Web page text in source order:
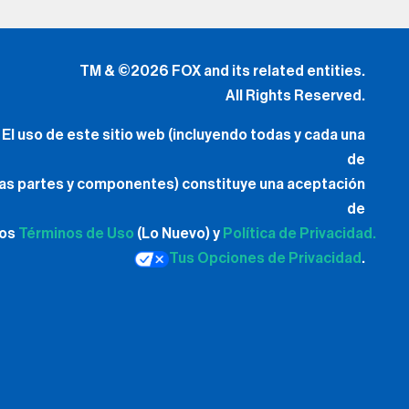
de
las partes y componentes) constituye una aceptación
Política de Privacidad.
Tus Opciones de Privacidad